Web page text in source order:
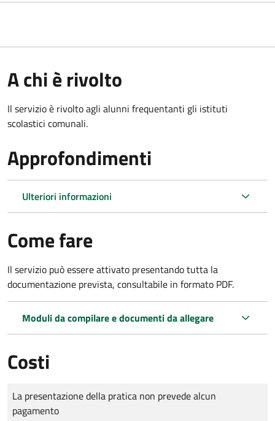
A chi è rivolto
Il servizio è rivolto agli alunni frequentanti gli istituti
scolastici comunali.
Approfondimenti
Ulteriori informazioni
Come fare
Il servizio può essere attivato presentando tutta la
documentazione prevista, consultabile in formato PDF.
Moduli da compilare e documenti da allegare
Costi
Tipo di pagamento
Importo
La presentazione della pratica non prevede alcun
pagamento